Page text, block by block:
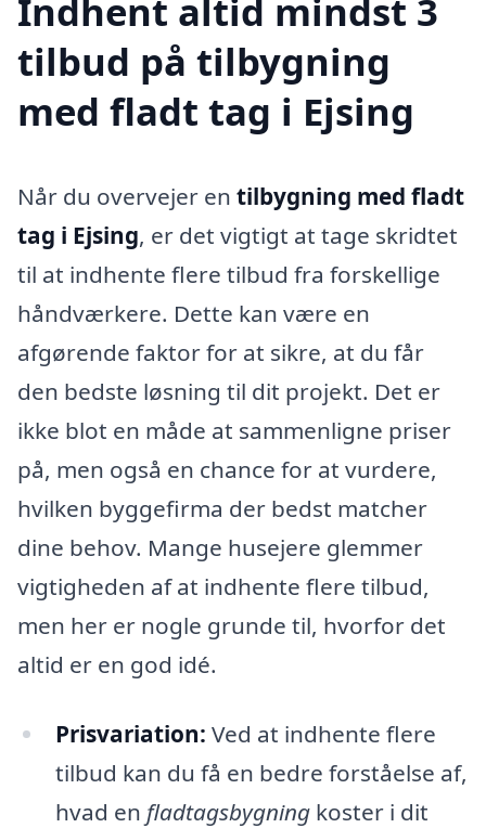
Indhent altid mindst 3
tilbud på tilbygning
med fladt tag i Ejsing
Når du overvejer en tilbygning med fladt
tag i Ejsing, er det vigtigt at tage skridtet
til at indhente flere tilbud fra forskellige
håndværkere. Dette kan være en
afgørende faktor for at sikre, at du får
den bedste løsning til dit projekt. Det er
ikke blot en måde at sammenligne priser
på, men også en chance for at vurdere,
hvilken byggefirma der bedst matcher
dine behov. Mange husejere glemmer
vigtigheden af at indhente flere tilbud,
men her er nogle grunde til, hvorfor det
altid er en god idé.
Prisvariation: Ved at indhente flere
tilbud kan du få en bedre forståelse af,
hvad en fladtagsbygningkoster i dit